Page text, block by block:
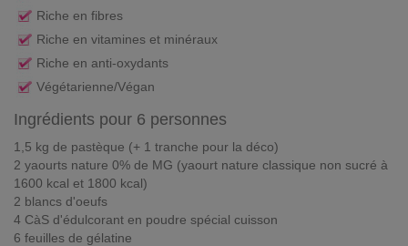
Riche en fibres
Riche en vitamines et minéraux
Riche en anti-oxydants
Végétarienne/Végan
Ingrédients pour 6 personnes
1,5 kg de pastèque (+ 1 tranche pour la déco)
2 yaourts nature 0% de MG (yaourt nature classique non sucré à
1600 kcal et 1800 kcal)
2 blancs d'oeufs
4 CàS d'édulcorant en poudre spécial cuisson
6 feuilles de gélatine